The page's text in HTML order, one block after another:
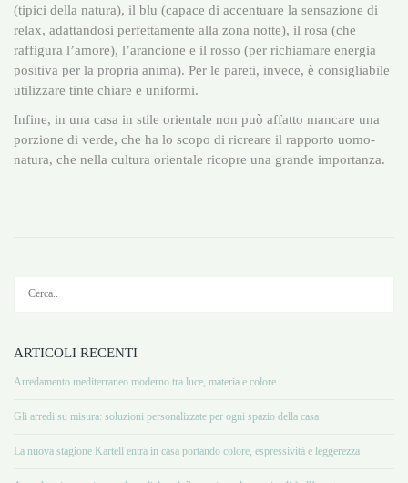
(tipici della natura), il blu (capace di accentuare la sensazione di
relax, adattandosi perfettamente alla zona notte), il rosa (che
raffigura l’amore), l’arancione e il rosso (per richiamare energia
positiva per la propria anima). Per le pareti, invece, è consigliabile
utilizzare tinte chiare e uniformi.
Infine, in una casa in stile orientale non può affatto mancare una
porzione di verde, che ha lo scopo di ricreare il rapporto uomo-
natura, che nella cultura orientale ricopre una grande importanza.
ARTICOLI RECENTI
Arredamento mediterraneo moderno tra luce, materia e colore
Gli arredi su misura: soluzioni personalizzate per ogni spazio della casa
La nuova stagione Kartell entra in casa portando colore, espressività e leggerezza